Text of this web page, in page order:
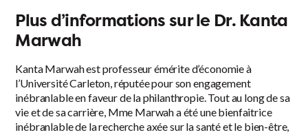
Plus d’informations sur le Dr. Kanta
Marwah
Kanta Marwah est professeur émérite d’économie à
l’Université Carleton, réputée pour son engagement
inébranlable en faveur de la philanthropie. Tout au long de sa
vie et de sa carrière, Mme Marwah a été une bienfaitrice
inébranlable de la recherche axée sur la santé et le bien-être,